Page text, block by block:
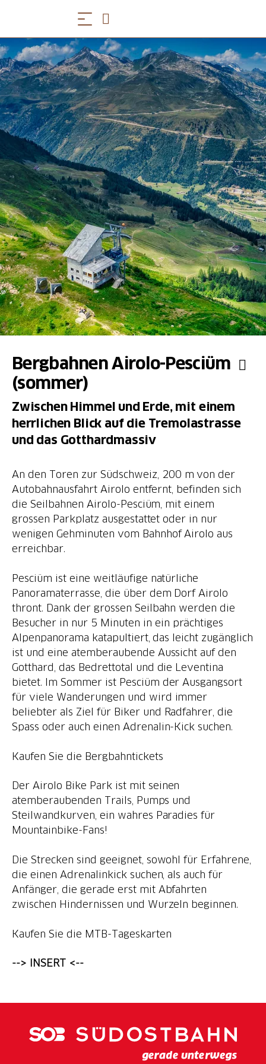
Bergbahnen Airolo-Pesciüm
(sommer)
Zwischen Himmel und Erde, mit einem
herrlichen Blick auf die Tremolastrasse
und das Gotthardmassiv
An den Toren zur Südschweiz, 200 m von der
Autobahnausfahrt Airolo entfernt, befinden sich
die Seilbahnen Airolo-Pesciüm, mit einem
grossen Parkplatz ausgestattet oder in nur
wenigen Gehminuten vom Bahnhof Airolo aus
erreichbar.
Pesciüm ist eine weitläufige natürliche
Panoramaterrasse, die über dem Dorf Airolo
thront. Dank der grossen Seilbahn werden die
Besucher in nur 5 Minuten in ein prächtiges
Alpenpanorama katapultiert, das leicht zugänglich
ist und eine atemberaubende Aussicht auf den
Gotthard, das Bedrettotal und die Leventina
bietet. Im Sommer ist Pesciüm der Ausgangsort
für viele Wanderungen und wird immer
beliebter als Ziel für Biker und Radfahrer, die
Spass oder auch einen Adrenalin-Kick suchen.
Kaufen Sie die Bergbahntickets
Der Airolo Bike Park ist mit seinen
atemberaubenden Trails, Pumps und
Steilwandkurven, ein wahres Paradies für
Mountainbike-Fans!
Die Strecken sind geeignet, sowohl für Erfahrene,
die einen Adrenalinkick suchen, als auch für
Anfänger, die gerade erst mit Abfahrten
zwischen Hindernissen und Wurzeln beginnen.
Kaufen Sie die MTB-Tageskarten
--> INSERT <--